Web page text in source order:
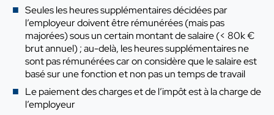
Seules les heures supplémentaires décidées par
l’employeur doivent être rémunérées (mais pas
majorées) sous un certain montant de salaire (< 80k €
brut annuel) ; au-delà, les heures supplémentaires ne
sont pas rémunérées car on considère que le salaire est
basé sur une fonction et non pas un temps de travail
Le paiement des charges et de l’impôt est à la charge de
l’employeur